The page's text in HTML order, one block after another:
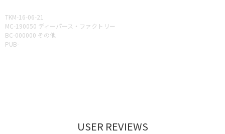
TKM-16-06-21
MC-190050 ディーパース・ファクトリー
BC-000000 その他
PUB-
USER REVIEWS